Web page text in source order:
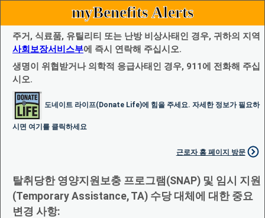
myBenefits Alerts
주거, 식료품, 유틸리티 또는 난방 비상사태인 경우, 귀하의 지역
사회보장서비스부에 즉시 연락해 주십시오.
생명이 위협받거나 의학적 응급사태인 경우, 911에 전화해 주십
시오.
도네이트 라이프(Donate Life)에 힘을 주세요. 자세한 정보가 필요하
시면 여기를 클릭하세요
근로자 홈 페이지 방문
탈취당한 영양지원보충 프로그램(SNAP) 및 임시 지원
(Temporary Assistance, TA) 수당 대체에 대한 중요
변경 사항: